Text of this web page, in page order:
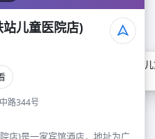
儿童医院店)
路344号
店)是一家宾馆酒店，地址为广
丰宁花园酒店(西门口地铁站